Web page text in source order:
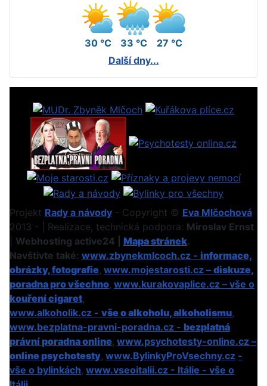
30 °C 33 °C
27 °C
Další dny...
Projekt Rady a návody - Copyright © Eva Mlčochová
2013 - | Realizace, technická podpora: Miroslav Ernst
Webhosting active24 | Mapa stránek.
Navštivte také: www.zbynekmlcoch.cz - informace,
obrázky, fotografie, www.mojestarosti.cz – diskuze,
poradna pro všechno, www.kurakovaplice.cz – vše o
kouření cigaret,
www.alkoholik.cz - vše o alkoholu, alkoholismu,
www.bezplatna-pravni-poradna.cz - bezplatná
právní poradna online, www.psychotesty-online.cz –
online psychotesty, www.BylinkyProVsechny.cz -
vše o bylinkách, www.vseoitalii.cz - Itálie - vše o